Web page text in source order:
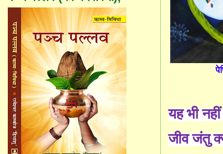
यह भी
जीव जंतु